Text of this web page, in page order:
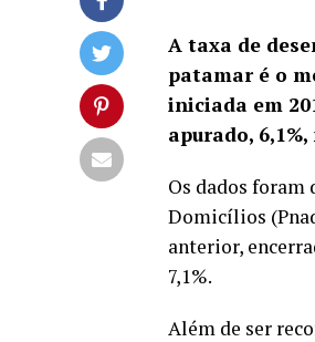
A taxa de
patamar é o
iniciada em
apurado,
Os dados foram
Domicílios
anterior,
7,1%.
Além de ser